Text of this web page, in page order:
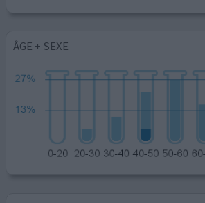
ÂGE + SEXE